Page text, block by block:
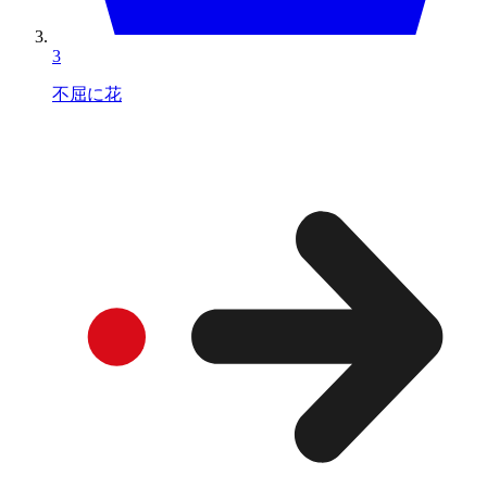
3
不屈に花